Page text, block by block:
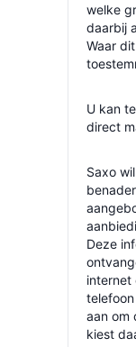
welke
daarbij
Waar
U kan
direct
Saxo
Deze
internet
aan om
kiest